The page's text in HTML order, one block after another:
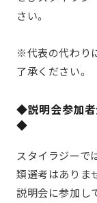
さい。
※代表の代わり
了承ください。
◆説明会参加者
◆
スタイラジーで
類選考はありま
説明会に参加し